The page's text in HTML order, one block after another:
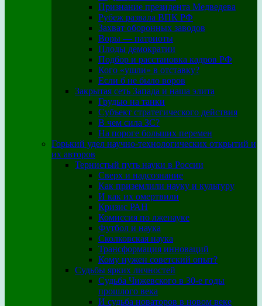
Признание президента Медведева
Рубеж развала ВПК РФ
Захват оборонных заводов
Воры — патриоты
Плоды демократии
Подбор и расстановка кадров РФ
Кого «ушли» в отставку?
Если б не было воров
Закрытая сеть Запада и наша элита
Грудью на танки
Субъект стратегического действия
В чем сила ЗС?
На пороге больших перемен
Горький удел научно-технологических открытий и
их авторов
Тернистый путь науки в России
Сверх и надсознание
Как приземлили науку и культуру
И как их омертвили
Кризис РАН
Комиссия по лженауке
Футбол и наука
Сколковская наука
Трансформация инноваций
Кому нужен советский опыт?
Судьбы ярких личностей
Судьба Чижевского в 30-е годы
прошлого века
И судьба новаторов в новом веке